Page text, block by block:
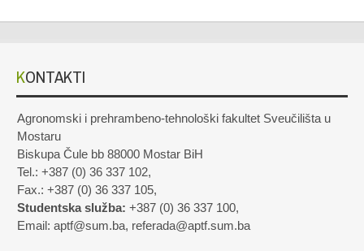
KONTAKTI
Agronomski i prehrambeno-tehnološki fakultet Sveučilišta u
Mostaru
Biskupa Čule bb 88000 Mostar BiH
Tel.: +387 (0) 36 337 102,
Fax.: +387 (0) 36 337 105,
Studentska služba: +387 (0) 36 337 100,
Email: aptf@sum.ba, referada@aptf.sum.ba